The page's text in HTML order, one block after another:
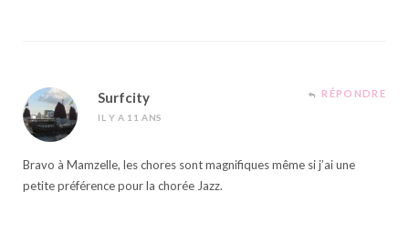
Surfcity
IL Y A 11 ANS
RÉPONDRE
Bravo à Mamzelle, les chores sont magnifiques même si j’ai une
petite préférence pour la chorée Jazz.